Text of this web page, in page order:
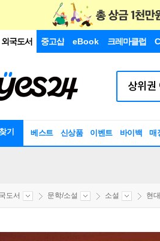
외국도서 중고샵 eBook 크레마클럽
기 베스트 신상품 이벤트 바이백 매
도서 문학/소설 소설 현